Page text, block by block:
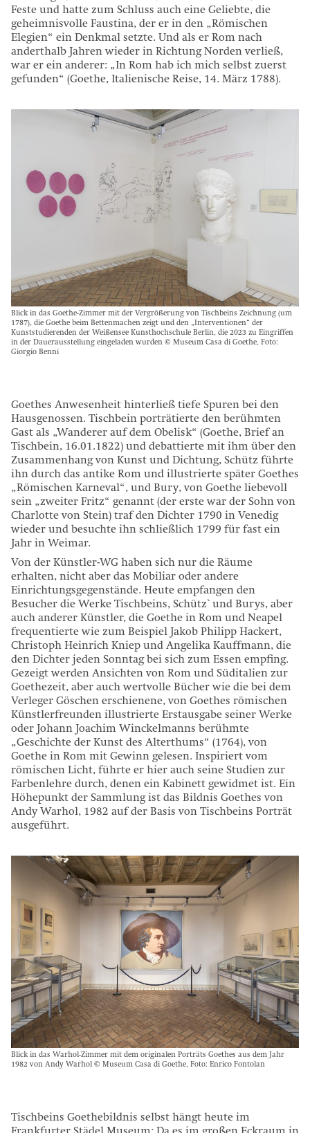
Feste und hatte zum Schluss auch eine Geliebte, die
geheimnisvolle Faustina, der er in den „Römischen
Elegien“ ein Denkmal setzte. Und als er Rom nach
anderthalb Jahren wieder in Richtung Norden verließ,
war er ein anderer: „In Rom hab ich mich selbst zuerst
gefunden“ (Goethe, Italienische Reise, 14. März 1788).
Blick in das Goethe-Zimmer mit der Vergrößerung von Tischbeins Zeichnung (um
1787), die Goethe beim Bettenmachen zeigt und den „Interventionen“ der
Kunststudierenden der Weißensee Kunsthochschule Berlin, die 2023 zu Eingriffen
in der Dauerausstellung eingeladen wurden © Museum Casa di Goethe, Foto:
Giorgio Benni
Goethes Anwesenheit hinterließ tiefe Spuren bei den
Hausgenossen. Tischbein porträtierte den berühmten
Gast als „Wanderer auf dem Obelisk“ (Goethe, Brief an
Tischbein, 16.01.1822) und debattierte mit ihm über den
Zusammenhang von Kunst und Dichtung, Schütz führte
ihn durch das antike Rom und illustrierte später Goethes
„Römischen Karneval“, und Bury, von Goethe liebevoll
sein „zweiter Fritz“ genannt (der erste war der Sohn von
Charlotte von Stein) traf den Dichter 1790 in Venedig
wieder und besuchte ihn schließlich 1799 für fast ein
Jahr in Weimar.
Von der Künstler-WG haben sich nur die Räume
erhalten, nicht aber das Mobiliar oder andere
Einrichtungsgegenstände. Heute empfangen den
Besucher die Werke Tischbeins, Schütz` und Burys, aber
auch anderer Künstler, die Goethe in Rom und Neapel
frequentierte wie zum Beispiel Jakob Philipp Hackert,
Christoph Heinrich Kniep und Angelika Kauffmann, die
den Dichter jeden Sonntag bei sich zum Essen empfing.
Gezeigt werden Ansichten von Rom und Süditalien zur
Goethezeit, aber auch wertvolle Bücher wie die bei dem
Verleger Göschen erschienene, von Goethes römischen
Künstlerfreunden illustrierte Erstausgabe seiner Werke
oder Johann Joachim Winckelmanns berühmte
„Geschichte der Kunst des Alterthums“ (1764), von
Goethe in Rom mit Gewinn gelesen. Inspiriert vom
römischen Licht, führte er hier auch seine Studien zur
Farbenlehre durch, denen ein Kabinett gewidmet ist. Ein
Höhepunkt der Sammlung ist das Bildnis Goethes von
Andy Warhol, 1982 auf der Basis von Tischbeins Porträt
ausgeführt.
Blick in das Warhol-Zimmer mit dem originalen Porträts Goethes aus dem Jahr
1982 von Andy Warhol © Museum Casa di Goethe, Foto: Enrico Fontolan
Tischbeins Goethebildnis selbst hängt heute im